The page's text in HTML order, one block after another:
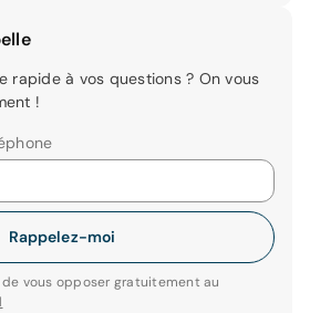
rapide à vos questions ? On vous
!
Rappelez-moi
vous opposer gratuitement au